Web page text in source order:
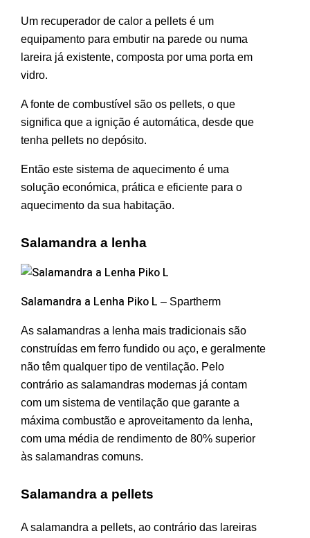
Um recuperador de calor a pellets é um
equipamento para embutir na parede ou numa
lareira já existente, composta por uma porta em
vidro.
A fonte de combustível são os pellets, o que
significa que a ignição é automática, desde que
tenha pellets no depósito.
Então este sistema de aquecimento é uma
solução económica, prática e eficiente para o
aquecimento da sua habitação.
Salamandra a lenha
Salamandra a Lenha Piko L – Spartherm
As salamandras a lenha mais tradicionais são
construídas em ferro fundido ou aço, e geralmente
não têm qualquer tipo de ventilação. Pelo
contrário as salamandras modernas já contam
com um sistema de ventilação que garante a
máxima combustão e aproveitamento da lenha,
com uma média de rendimento de 80% superior
às salamandras comuns.
Salamandra a pellets
A salamandra a pellets, ao contrário das lareiras